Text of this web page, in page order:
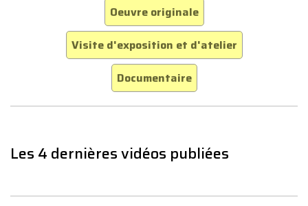
Oeuvre originale
Visite d'exposition et d'atelier
Documentaire
Les 4 dernières vidéos publiées